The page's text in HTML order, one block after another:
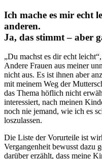
Ich mache es mir echt
anderen.
Ja, das stimmt – aber
„Du machst es dir echt
Andere Frauen aus meiner
nicht aus. Es ist ihnen aber
mit meinem Weg der
das Thema höflich nicht
interessiert, nach meinen
noch nie jemand, wie ich es
loszulassen.
Die Liste der Vorurteile ist
Vergangenheit bewusst dazu
darüber erzählt, dass meine